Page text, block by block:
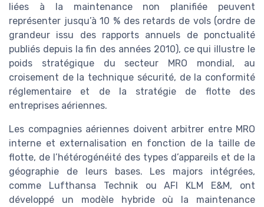
liées à la maintenance non planifiée peuvent
représenter jusqu’à 10 % des retards de vols (ordre de
grandeur issu des rapports annuels de ponctualité
publiés depuis la fin des années 2010), ce qui illustre le
poids stratégique du secteur MRO mondial, au
croisement de la technique sécurité, de la conformité
réglementaire et de la stratégie de flotte des
entreprises aériennes.
Les compagnies aériennes doivent arbitrer entre MRO
interne et externalisation en fonction de la taille de
flotte, de l’hétérogénéité des types d’appareils et de la
géographie de leurs bases. Les majors intégrées,
comme Lufthansa Technik ou AFI KLM E&M, ont
développé un modèle hybride où la maintenance